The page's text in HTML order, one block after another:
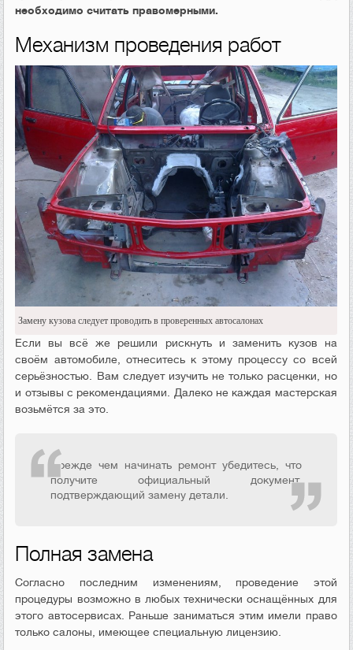
необходимо считать правомерными.
Механизм проведения работ
Замену кузова следует проводить в проверенных автосалонах
Если вы всё же решили рискнуть и заменить кузов на
своём автомобиле, отнеситесь к этому процессу со всей
серьёзностью. Вам следует изучить не только расценки, но
и отзывы с рекомендациями. Далеко не каждая мастерская
возьмётся за это.
Прежде чем начинать ремонт убедитесь, что
получите официальный документ,
подтверждающий замену детали.
Полная замена
Согласно последним изменениям, проведение этой
процедуры возможно в любых технически оснащённых для
этого автосервисах. Раньше заниматься этим имели право
только салоны, имеющее специальную лицензию.